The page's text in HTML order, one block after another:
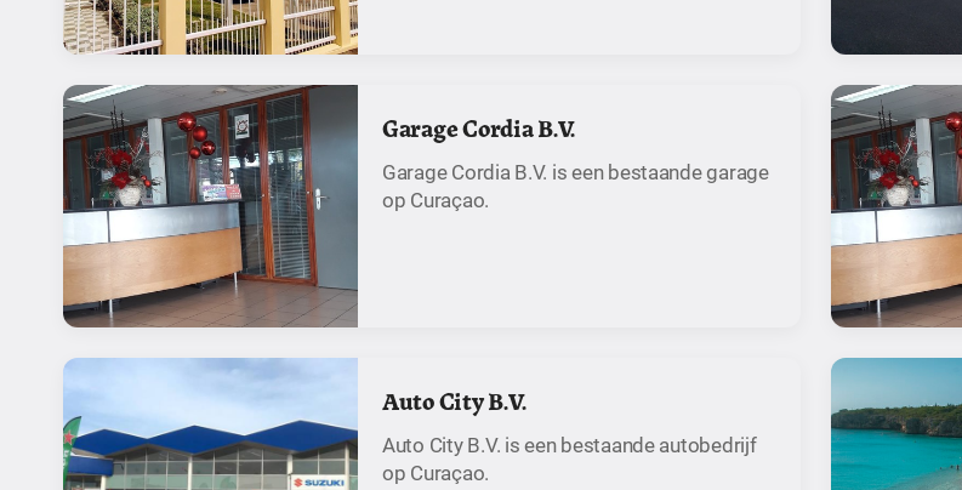
Garage Cordia B.V.
Garage Cordia B.V. is een bestaande garage
op Curaçao.
Auto City B.V.
Auto City B.V. is een bestaande autobedrijf
op Curaçao.